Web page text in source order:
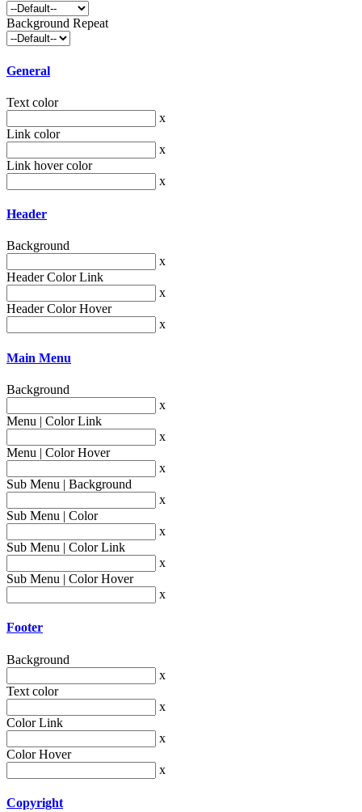
Background Repeat
General
Text color
x
Link color
x
Link hover color
x
Header
Background
x
Header Color Link
x
Header Color Hover
x
Main Menu
Background
x
Menu | Color Link
x
Menu | Color Hover
x
Sub Menu | Background
x
Sub Menu | Color
x
Sub Menu | Color Link
x
Sub Menu | Color Hover
x
Footer
Background
x
Text color
x
Color Link
x
Color Hover
x
Copyright